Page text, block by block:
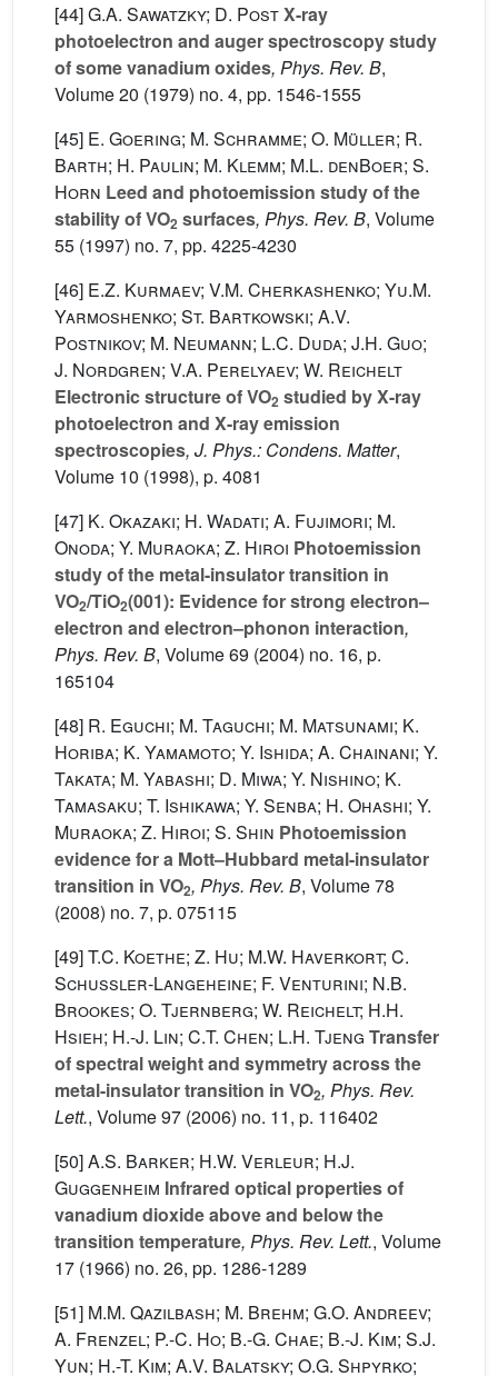
[44]G.A. Sawatzky; D. PostX-ray
photoelectron and auger spectroscopy study
of some vanadium oxides, Phys. Rev. B,
Volume 20 (1979) no. 4, pp. 1546-1555
[45] E. Goering; M. Schramme; O. Müller; R.
Barth; H. Paulin; M. Klemm; M.L. denBoer; S.
Horn Leed and photoemission study of the
stability of VO2 surfaces, Phys. Rev. B, Volume
55 (1997) no. 7, pp. 4225-4230
[46] E.Z. Kurmaev; V.M. Cherkashenko; Yu.M.
Yarmoshenko; St. Bartkowski; A.V.
Postnikov; M. Neumann; L.C. Duda; J.H. Guo;
J. Nordgren; V.A. Perelyaev; W. Reichelt
Electronic structure of VO2 studied by X-ray
photoelectron and X-ray emission
spectroscopies, J. Phys.: Condens. Matter,
Volume 10 (1998), p. 4081
[47] K. Okazaki; H. Wadati; A. Fujimori; M.
Onoda; Y. Muraoka; Z. Hiroi Photoemission
study of the metal-insulator transition in
VO2/TiO2(001): Evidence for strong electron–
electron and electron–phonon interaction,
Phys. Rev. B, Volume 69 (2004) no. 16, p.
165104
[48] R. Eguchi; M. Taguchi; M. Matsunami; K.
Horiba; K. Yamamoto; Y. Ishida; A. Chainani; Y.
Takata; M. Yabashi; D. Miwa; Y. Nishino; K.
Tamasaku; T. Ishikawa; Y. Senba; H. Ohashi; Y.
Muraoka; Z. Hiroi; S. Shin Photoemission
evidence for a Mott–Hubbard metal-insulator
transition in VO2, Phys. Rev. B, Volume 78
(2008) no. 7, p. 075115
[49]T.C. Koethe; Z. Hu; M.W. Haverkort; C.
Schussler-Langeheine; F. Venturini; N.B.
Brookes; O. Tjernberg; W. Reichelt; H.H.
Hsieh; H.-J. Lin; C.T. Chen; L.H. Tjeng Transfer
of spectral weight and symmetry across the
metal-insulator transition in VO2, Phys. Rev.
Lett., Volume 97 (2006) no. 11, p. 116402
[50]A.S. Barker; H.W. Verleur; H.J.
Guggenheim Infrared optical properties of
vanadium dioxide above and below the
transition temperature, Phys. Rev. Lett., Volume
17 (1966) no. 26, pp. 1286-1289
[51] M.M. Qazilbash; M. Brehm; G.O. Andreev;
A. Frenzel; P.-C. Ho; B.-G. Chae; B.-J. Kim; S.J.
Yun; H.-T. Kim; A.V. Balatsky; O.G. Shpyrko;